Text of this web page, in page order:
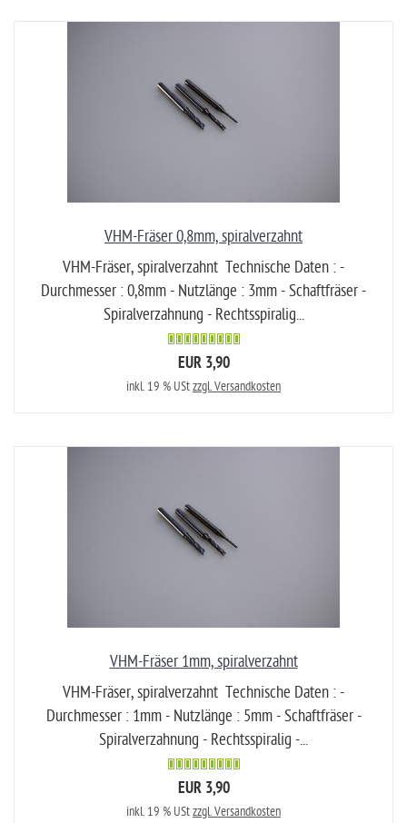
VHM-Fräser 0,8mm, spiralverzahnt
VHM-Fräser, spiralverzahnt Technische Daten : -
Durchmesser : 0,8mm - Nutzlänge : 3mm - Schaftfräser -
Spiralverzahnung - Rechtsspiralig...
EUR 3,90
inkl. 19 % UStzzgl. Versandkosten
VHM-Fräser 1mm, spiralverzahnt
VHM-Fräser, spiralverzahnt Technische Daten : -
Durchmesser : 1mm - Nutzlänge : 5mm - Schaftfräser -
Spiralverzahnung - Rechtsspiralig -...
EUR 3,90
inkl. 19 % UStzzgl. Versandkosten